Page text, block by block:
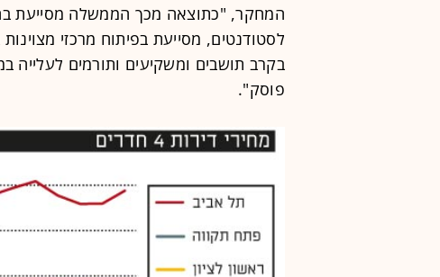
המחקר, "כתוצאה מכך הממשלה מסייעת
לסטודנטים, מסייעת בפיתוח מרכזי
בקרב תושבים ומשקיעים ותורמים לעלייה
פוסק".